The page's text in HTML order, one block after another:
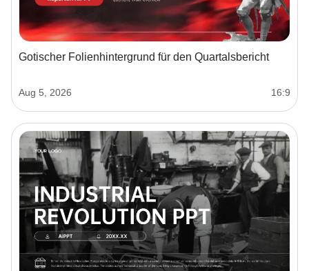
Gotischer Folienhintergrund für den Quartalsbericht
Aug 5, 2026 16:9